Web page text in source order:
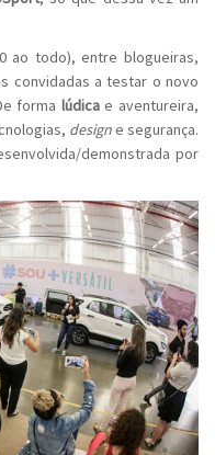
ao todo), entre blogueiras,
convidadas a testar o novo
forma lúdicae aventureira,
designe segurança.
demonstrada por